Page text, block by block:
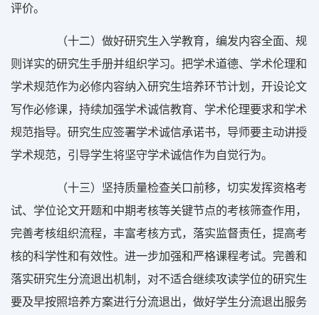
评价。
（十二）做好研究生入学教育，编发内容全面、规
则详实的研究生手册并组织学习。把学术道德、学术伦理和
学术规范作为必修内容纳入研究生培养环节计划，开设论文
写作必修课，持续加强学术诚信教育、学术伦理要求和学术
规范指导。研究生应签署学术诚信承诺书，导师要主动讲授
学术规范，引导学生将坚守学术诚信作为自觉行为。
（十三）坚持质量检查关口前移，切实发挥资格考
试、学位论文开题和中期考核等关键节点的考核筛查作用，
完善考核组织流程，丰富考核方式，落实监督责任，提高考
核的科学性和有效性。进一步加强和严格课程考试。完善和
落实研究生分流退出机制，对不适合继续攻读学位的研究生
要及早按照培养方案进行分流退出，做好学生分流退出服务